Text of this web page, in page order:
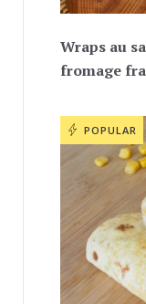
Wraps au
fromage
POPULAR